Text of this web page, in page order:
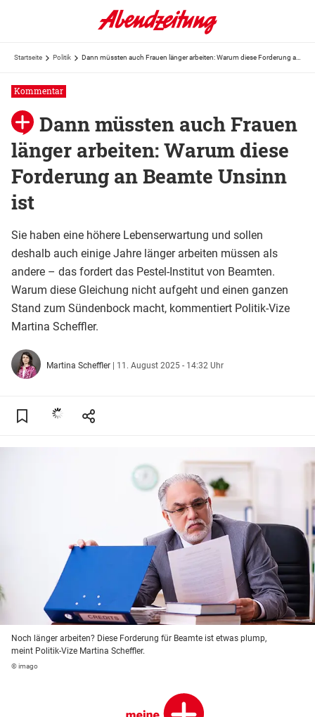
Startseite Politik
Kommentar
Dann müssten auch Frauen
länger arbeiten: Warum diese
Forderung an Beamte Unsinn
ist
Sie haben eine höhere Lebenserwartung und sollen
deshalb auch einige Jahre länger arbeiten müssen als
andere – das fordert das Pestel-Institut von Beamten.
Warum diese Gleichung nicht aufgeht und einen ganzen
Stand zum Sündenbock macht, kommentiert Politik-Vize
Martina Scheffler.
Martina Scheffler | 11. August 2025 - 14:32 Uhr
Noch länger arbeiten? Diese Forderung für Beamte ist etwas plump,
meint Politik-Vize Martina Scheffler.
© imago